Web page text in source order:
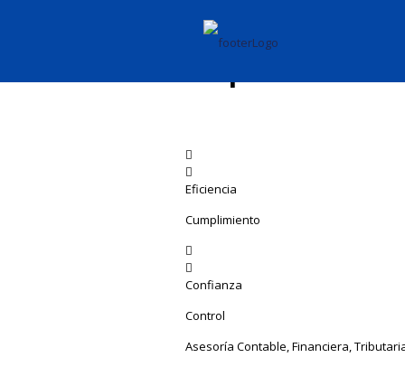
Servicios
Eficiencia
Cumplimiento
Confianza
Control
Asesoría Contable, Financiera,